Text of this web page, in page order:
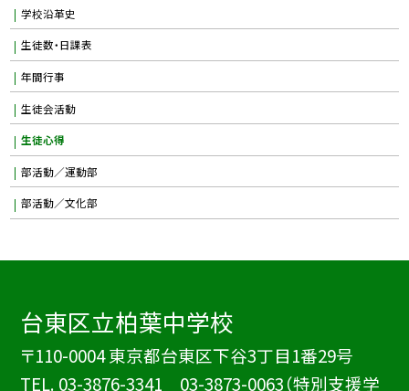
学校沿革史
生徒数・日課表
年間行事
生徒会活動
生徒心得
部活動／運動部
部活動／文化部
台東区立柏葉中学校
〒110-0004 東京都台東区下谷3丁目1番29号
TEL. 03-3876-3341 03-3873-0063（特別支援学